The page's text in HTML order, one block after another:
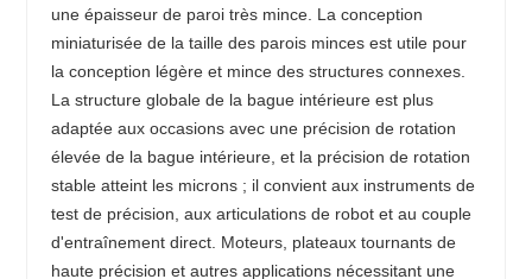
une épaisseur de paroi très mince. La conception
miniaturisée de la taille des parois minces est utile pour
la conception légère et mince des structures connexes.
La structure globale de la bague intérieure est plus
adaptée aux occasions avec une précision de rotation
élevée de la bague intérieure, et la précision de rotation
stable atteint les microns ; il convient aux instruments de
test de précision, aux articulations de robot et au couple
d'entraînement direct. Moteurs, plateaux tournants de
haute précision et autres applications nécessitant une